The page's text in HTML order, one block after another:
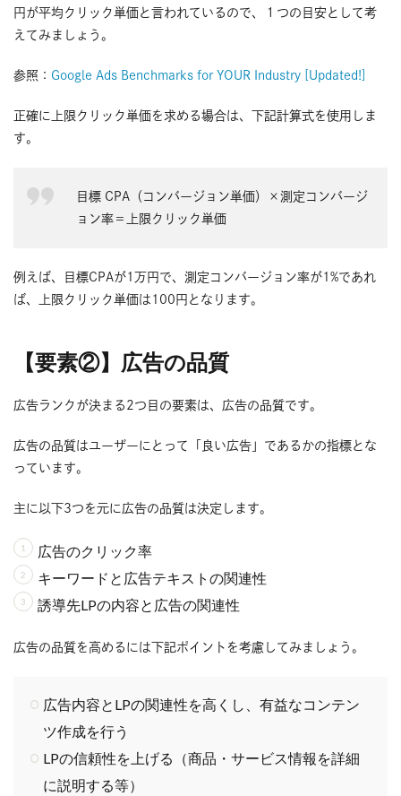
円が平均クリック単価と言われているので、１つの目安として考
えてみましょう。
参照： Google Ads Benchmarks for YOUR Industry [Updated!]
正確に上限クリック単価を求める場合は、下記計算式を使用しま
す。
目標 CPA（コンバージョン単価）×測定コンバージ
ョン率＝上限クリック単価
例えば、目標CPAが1万円で、測定コンバージョン率が1%であれ
ば、上限クリック単価は100円となります。
【要素②】広告の品質
広告ランクが決まる2つ目の要素は、広告の品質です。
広告の品質はユーザーにとって「良い広告」であるかの指標とな
っています。
主に以下3つを元に広告の品質は決定します。
広告のクリック率
キーワードと広告テキストの関連性
誘導先LPの内容と広告の関連性
広告の品質を高めるには下記ポイントを考慮してみましょう。
広告内容とLPの関連性を高くし、有益なコンテン
ツ作成を行う
LPの信頼性を上げる（商品・サービス情報を詳細
に説明する等）